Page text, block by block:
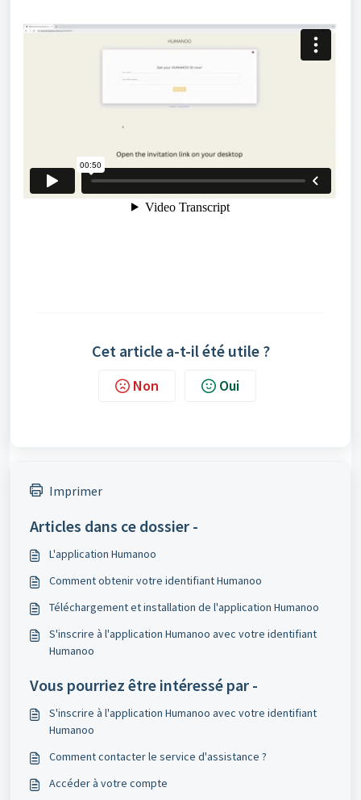
Cet article a-t-il été utile ?
Non Oui
Imprimer
Articles dans ce dossier -
L'application Humanoo
Comment obtenir votre identifiant Humanoo
Téléchargement et installation de l'application Humanoo
S'inscrire à l'application Humanoo avec votre identifiant
Humanoo
Vous pourriez être intéressé par -
S'inscrire à l'application Humanoo avec votre identifiant
Humanoo
Comment contacter le service d'assistance ?
Accéder à votre compte